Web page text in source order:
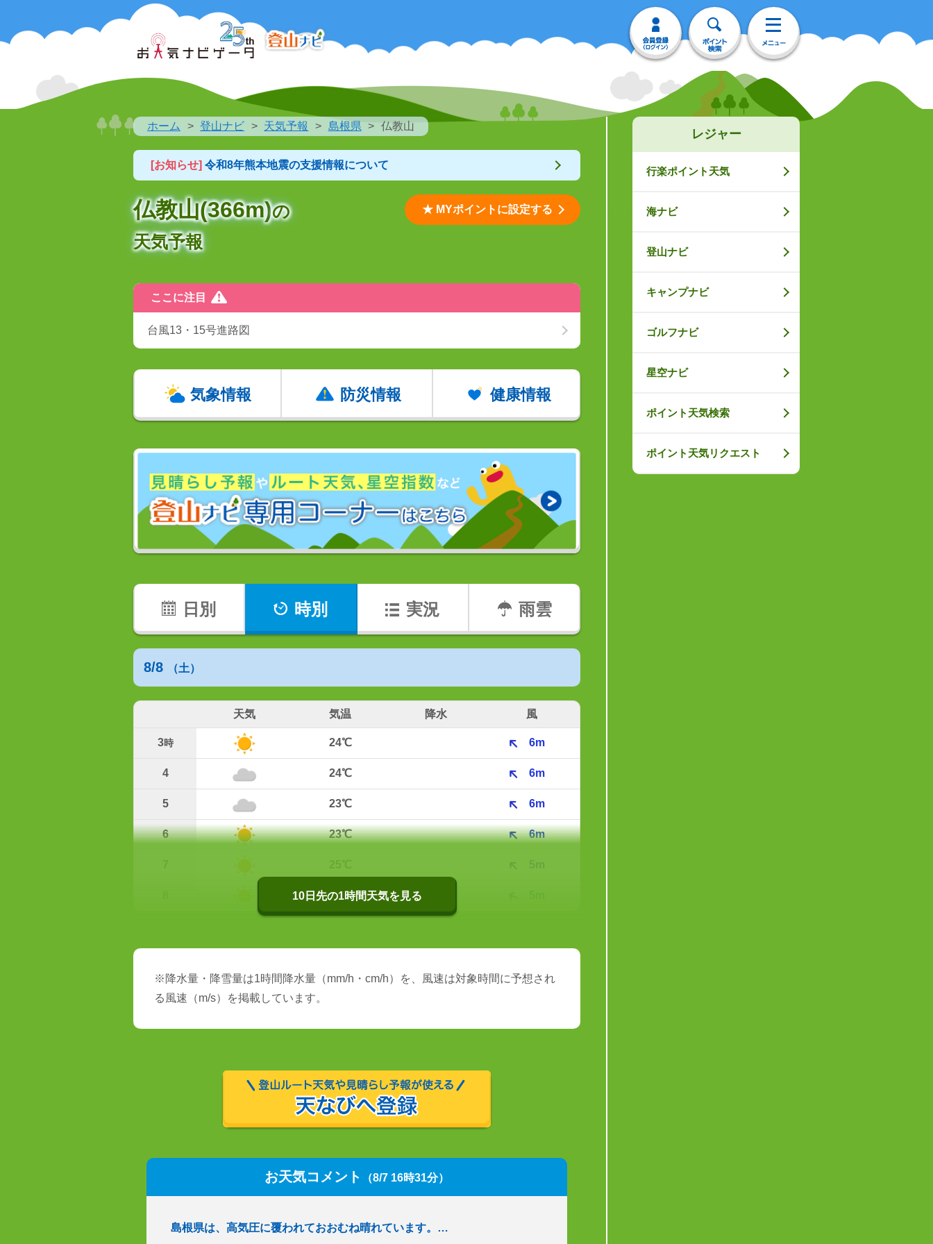
ホーム 登山ナビ 天気予報 島根県 仏教山
[お知らせ] 令和8年熊本地震の支援情報について
仏教山(366m)の
天気予報
★ MYポイントに設定する
ここに注目
台風13・15号進路図
気象情報 防災情報 健康情報
日別 時別 実況 雨雲
8/8 （土）
天気 気温 降水 風
3時 24℃ 6m
4 24℃ 6m
5 23℃ 6m
6 23℃ 6m
28℃
10日先の1時間天気を見る
※降水量・降雪量は1時間降水量（mm/h・cm/h）を、風速は対象時間に予想され
る風速（m/s）を掲載しています。
お天気コメント （8/7 16時31分）
島根県は、高気圧に覆われておおむね晴れています。…
レジャー
行楽ポイント天気
海ナビ
登山ナビ
キャンプナビ
ゴルフナビ
星空ナビ
ポイント天気検索
ポイント天気リクエスト